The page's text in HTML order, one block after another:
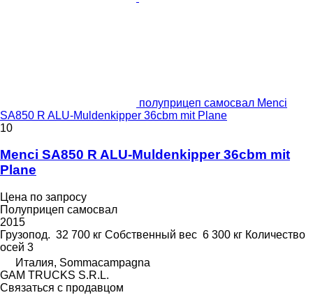
полуприцеп самосвал Menci
SA850 R ALU-Muldenkipper 36cbm mit Plane
10
Menci SA850 R ALU-Muldenkipper 36cbm mit
Plane
Цена по запросу
Полуприцеп самосвал
2015
Грузопод. 32 700 кг Собственный вес 6 300 кг Количество
осей 3
Италия, Sommacampagna
GAM TRUCKS S.R.L.
Связаться с продавцом